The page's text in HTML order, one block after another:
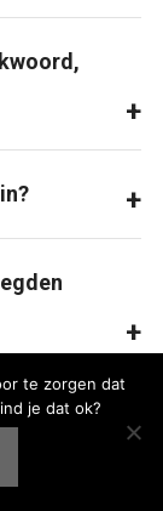
te zorgen dat
je dat ok?